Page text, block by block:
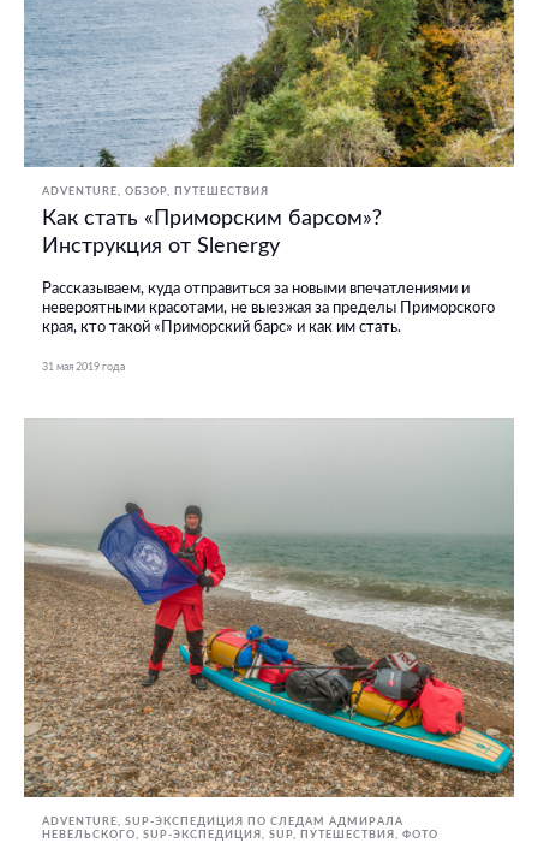
ADVENTURE ОБЗОР ПУТЕШЕСТВИЯ
Как стать «Приморским барсом»?
Инструкция от Slenergy
Рассказываем, куда отправиться за новыми впечатлениями и
невероятными красотами, не выезжая за пределы Приморского
края, кто такой «Приморский барс» и как им стать.
31 мая 2019 года
ADVENTURE
SUP-ЭКСПЕДИЦИЯ ПО СЛЕДАМ АДМИРАЛА
НЕВЕЛЬСКОГО
SUP-ЭКСПЕДИЦИЯ SUP ПУТЕШЕСТВИЯ ФОТО